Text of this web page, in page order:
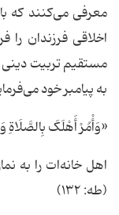
معرفی می‌کنند که
اخلاقی فرزندان
مستقیم تربیت دینی
به پیامبر خود
«وَأْمُرْ أَهْلَکَ بِالصَّلَاةِ
اهل خانه‌ات را به
(طه: ۱۳۲)